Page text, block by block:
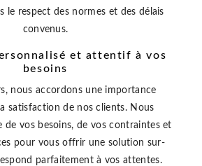
le respect des normes et des délais
convenus.
et attentif à vos
besoins
nous accordons une importance
satisfaction de nos clients. Nous
de vos besoins, de vos contraintes et
pour vous offrir une solution sur-
parfaitement à vos attentes.